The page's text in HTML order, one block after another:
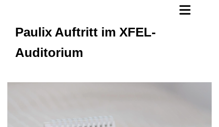
Paulix Auftritt im XFEL-
Auditorium